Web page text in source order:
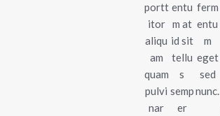
portt
itor
aliqu
am
quam
pulvi
nar
entu
m at
id sit
tellu
s
semp
er
ferm
entu
m
eget
sed
nunc.